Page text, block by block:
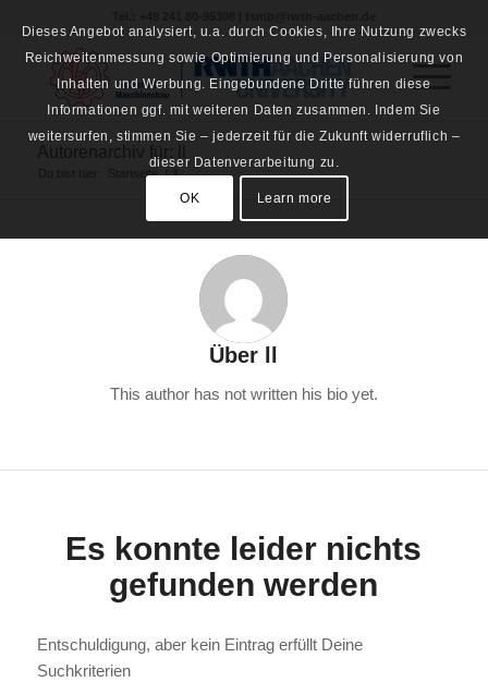
Startseite / ll
Über
This author has not written his bio yet.
Es konnte leider nichts
gefunden werden
Entschuldigung, aber kein Eintrag erfüllt Deine
Suchkriterien
Dieses Angebot analysiert, u.a. durch Cookies, Ihre Nutzung zwecks
Reichweitenmessung sowie Optimierung und Personalisierung von
Inhalten und Werbung. Eingebundene Dritte führen diese
Informationen ggf. mit weiteren Daten zusammen. Indem Sie
weitersurfen, stimmen Sie – jederzeit für die Zukunft widerruflich –
dieser Datenverarbeitung zu.
OK Learn more